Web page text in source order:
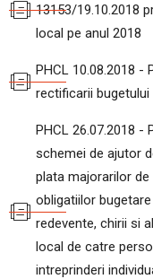
13153/19.10.2018
local pe anul 2018
PHCL 10.08.2018 -
rectificarii bugetului
PHCL 26.07.2018 -
schemei de ajutor
plata majorarilor
obligatiilor
redevente, chirii si
local de catre
intreprinderi